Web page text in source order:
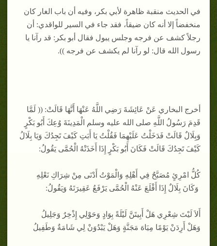
في الحديث منقبة ظاهرة لأبي بكر، وفيه أن باب الغار كان
منخفضاً إلا أنه كان ضيقاً، فقد جاء في السير للواقدي: أن
رجلاً كشف عن فرجه وجلس يبول فقال أبو بكر: قد رآنا يا
رسول الله قال: لو رآنا لم يكشف عن فرجه )).
أخرج البخاري عَنْ عَائِشَةَ رَضِي اللَّهُ عَنْهَا أَنَّهَا قَالَتْ: (( لَمَّا
قَدِمَ رَسُولُ اللَّهِ صلى الله عليه وسلم الْمَدِينَةَ وُعِكَ أَبُو بَكْرٍ
وَبِلَالٌ قَالَتْ فَدَخَلْتُ عَلَيْهِمَا فَقُلْتُ يَا أَبَتِ كَيْفَ تَجِدُكَ وَيَا بِلَالُ
كَيْفَ تَجِدُكَ قَالَتْ فَكَانَ أَبُو بَكْرٍ إِذَا أَخَذَتْهُ الْحُمَّى يَقُولُ:
كُلُّ امْرِئٍ مُصَبَّحٌ فِي أَهْلِهِ وَالْمَوْتُ أَدْنَى مِنْ شِرَاكِ نَعْلِهِ
وَكَانَ بِلَالٌ إِذَا أَقْلَعَ عَنْهُ الْحُمَّى يَرْفَعُ عَقِيرَتَهُ وَيَقُولُ:
أَلاَ لَيْتَ شِعْرِي هَلْ أَبِيتَنَّ لَيْلَةً بِوَادٍ وَحَوْلِي إِذْخِرٌ وَجَلِيلُ
وَهَلْ أَرِدَنْ يَوْمًا مِيَاهَ مَجَنَّةٍ وَهَلْ يَبْدُوَنْ لِي شَامَةٌ وَطَفِيلُ